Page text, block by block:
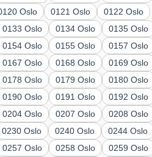
Oslo 0121 Oslo
0122 Oslo
0133 Oslo 0134 Oslo
0135 Oslo
0154 Oslo 0155 Oslo
0157 Oslo
0167 Oslo 0168 Oslo
0169 Oslo
0178 Oslo 0179 Oslo
0180 Oslo
0190 Oslo 0191 Oslo
0192 Oslo
0204 Oslo 0207 Oslo
0208 Oslo
0230 Oslo 0240 Oslo
0244 Oslo
0257 Oslo 0258 Oslo
0259 Oslo